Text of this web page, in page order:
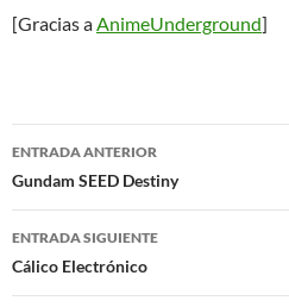
[Gracias aAnimeUnderground]
Navegación
de
entradas
ENTRADA ANTERIOR
Gundam SEED Destiny
ENTRADA SIGUIENTE
Cálico Electrónico